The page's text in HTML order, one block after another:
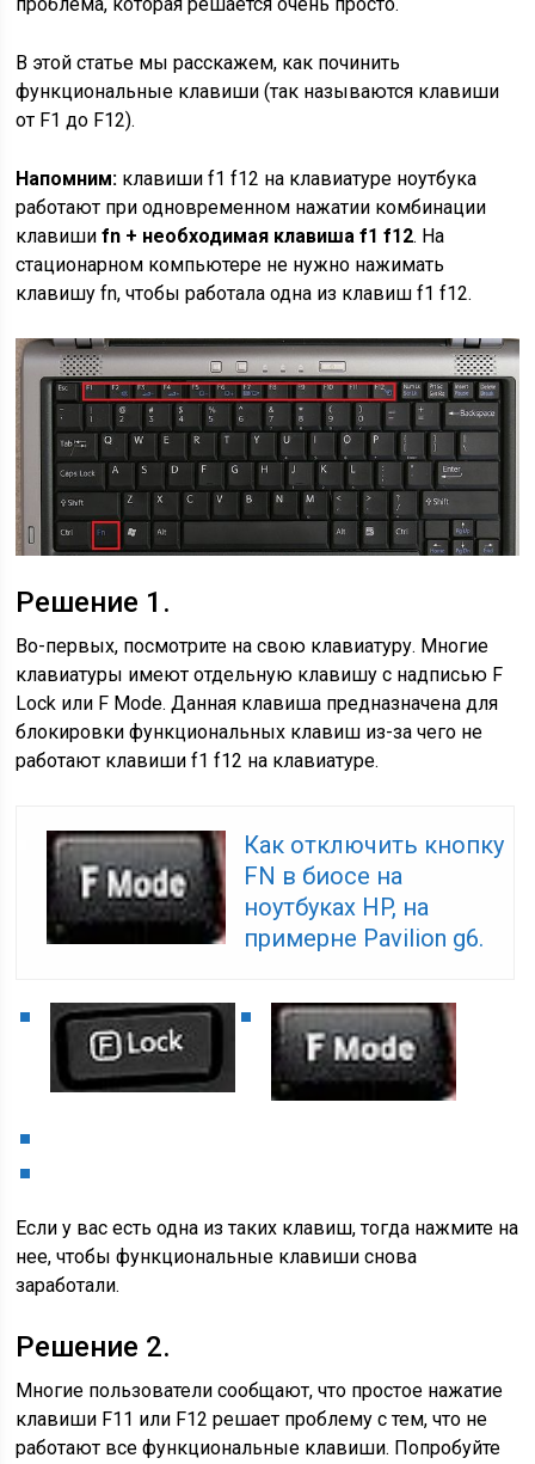
В этой статье мы расскажем, как починить
функциональные клавиши (так называются клавиши
от F1 до F12).
Напомним: клавиши f1 f12 на клавиатуре ноутбука
работают при одновременном нажатии комбинации
клавишиfn + необходимая клавишаf1f12. На
стационарном компьютере не нужно нажимать
клавишу fn, чтобы работала одна из клавиш f1 f12.
Решение 1.
Во-первых, посмотрите на свою клавиатуру. Многие
клавиатуры имеют отдельную клавишу с надписью F
Lock или F Mode. Данная клавиша предназначена для
блокировки функциональных клавиш из-за чего не
работают клавиши f1 f12 на клавиатуре.
Как отключить кнопку
FN в биосе на
ноутбуках HP, на
примерне Pavilion g6.
Если у вас есть одна из таких клавиш, тогда нажмите на
нее, чтобы функциональные клавиши снова
заработали.
Решение 2.
Многие пользователи сообщают, что простое нажатие
клавиши F11 или F12 решает проблему с тем, что не
работают все функциональные клавиши. Попробуйте